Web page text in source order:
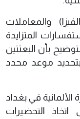
والمعاملات
المتزايدة
بأن البعثتين
موعد محدد
في بغداد
التحضيرات